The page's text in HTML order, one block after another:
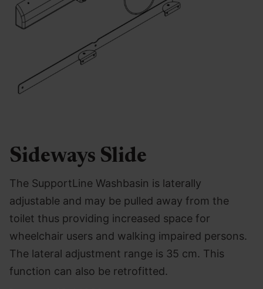
Sideways Slide
The SupportLine Washbasin is laterally
adjustable and may be pulled away from the
toilet thus providing increased space for
wheelchair users and walking impaired persons.
The lateral adjustment range is 35 cm. This
function can also be retrofitted.